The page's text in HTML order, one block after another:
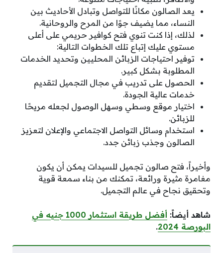
يعد الصالون مكانًا للتواصل وتبادل الأحاديث بين
النساء، مما يضيف جوًا من المرح والروحانية.
لذلك، إذا كنت تنوي فتح كوافير حريمي على أعلى
مستوي عليك إتباع تلك الخطوات التالية:
توفير احتياجات الزبائن المحليين وتحديد الخدمات
المطلوبة بشكل كبير.
الحصول على تدريب في مجال التجميل لتقديم
خدمات عالية الجودة.
اختيار موقع وسطي وسهل الوصول لجعله مريحًا
للزبائن.
استخدام وسائل التواصل الاجتماعي والإعلان لتعزيز
الصالون وجذب زبائن جدد.
وأخيراً، فتح صالون تجميل للسيدات يمكن أن يكون
مغامرة مثيرة ورائعة، تمكنك من بناء سمعة قوية
وتحقيق نجاح في عالم التجميل.
شاهد أيضاً:
أفضل طريقة استثمار 1000 جنيه في
البورصة 2024
.